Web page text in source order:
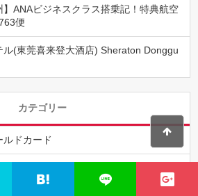
ANAビジネスクラス搭乗記！特典航空
便
ル(東莞喜来登大酒店) Sheraton Donggu
カテゴリー
ルドカード